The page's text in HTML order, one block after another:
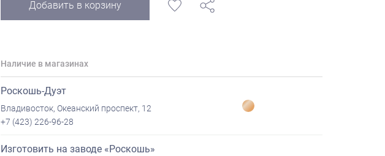
Добавить в корзину
Наличие в магазинах
Роскошь-Дуэт
Владивосток, Океанский проспект, 12
+7 (423) 226-96-28
Изготовить на заводе «Роскошь»